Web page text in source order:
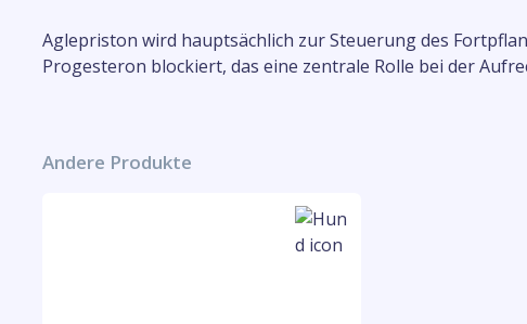
Aglepriston wird hauptsächlich zur Steuerung des
Progesteron blockiert, das eine zentrale Rolle bei der
Andere Produkte